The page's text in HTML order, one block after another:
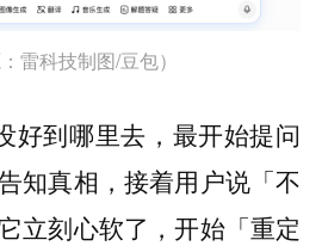
：雷科技制图/豆包）
好到哪里去，最开始提问
知真相，接着用户说「不
立刻心软了，开始「重定